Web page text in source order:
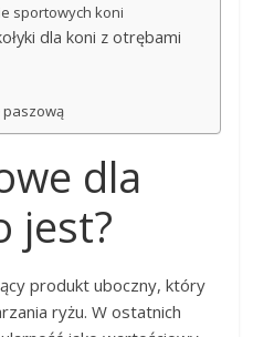
sportowych koni
dla koni z otrębami
dla
jest?
produkt uboczny, który
ryżu. W ostatnich